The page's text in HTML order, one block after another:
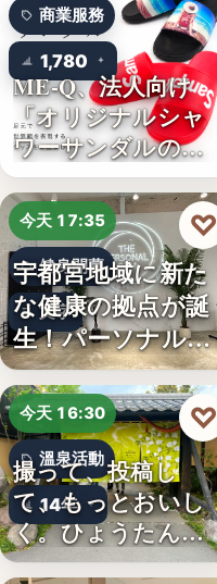
商業服務
1,780
ME-Q、法人向け
「オリジナルシャ
ワーサンダルの
OEM制…
今天 17:35
健身開幕
文字
宇都宮地域に新た
な健康の拠点が誕
生！パーソナルジ
ム「…
♡
今天 16:30
溫泉活動
14年
撮って、投稿し
て、もっとおいし
く。ひょうたん温
泉、お盆の…
♡